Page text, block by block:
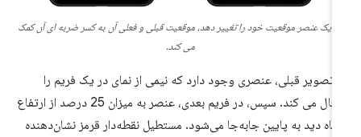
یک عنصر موقعیت خود را تغییر دهد، موقعیت قبلی و فعلی آن به کسر ضربه ای آن کمک
می کند.
تصویر قبلی، عنصری وجود دارد که نیمی از نمای در یک فریم را
اشغال می کند. سپس، در فریم بعدی، عنصر به میزان 25 درصد از ارتفاع
دید به پایین جابه‌جا می‌شود. مستطیل نقطه‌دار قرمز نشان‌دهنده